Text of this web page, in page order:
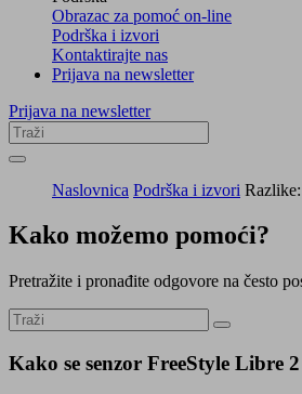
Obrazac za pomoć on-line
Podrška i izvori
Kontaktirajte nas
Prijava na newsletter
Prijava na newsletter
Naslovnica Podrška i izvori
Kako možemo pomoći?
Pretražite i pronađite odgovore na često
Kako se senzor FreeStyle Libre